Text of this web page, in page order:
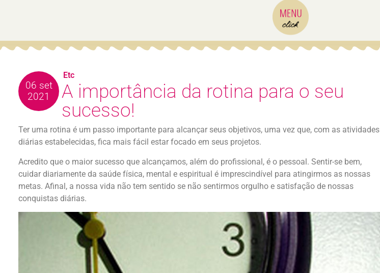
06 set
2021
A importância da rotina para o seu
sucesso!
Ter uma rotina é um passo importante para alcançar seus objetivos, uma vez que, com as atividades
diárias estabelecidas, fica mais fácil estar focado em seus projetos.
Acredito que o maior sucesso que alcançamos, além do profissional, é o pessoal. Sentir-se bem,
cuidar diariamente da saúde física, mental e espiritual é imprescindível para atingirmos as nossas
metas. Afinal, a nossa vida não tem sentido se não sentirmos orgulho e satisfação de nossas
conquistas diárias.
Etc